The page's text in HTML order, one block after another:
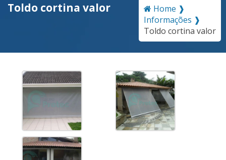
Home ❱
Informações ❱
Toldo cortina valor
Toldo cortina valor